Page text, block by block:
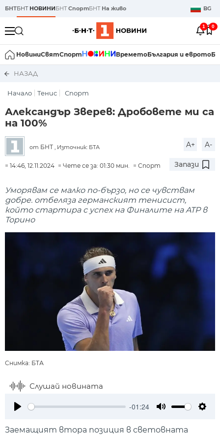
БНТБНТ НОВИНИБНТСпортБНТ На живо BG
1 0
НовиниСвятСпорт ВреметоБългария и еврото
НАЗАД
Начало Тенис Спорт
Александър Зверев: Дробовете ми са
на 100%
от БНТ , Източник: БТА A+ A-
14:46, 12.11.2024 Чете се за: 01:30 мин. Спорт Запази
Уморявам се малко по-бързо, но се чувствам
добре. отбеляза германският тенисист,
който стартира с успех на Финалите на ATP в
Торино
Снимка: БТА
Слушай новината
-01:24
Заемащият втора позиция в световната